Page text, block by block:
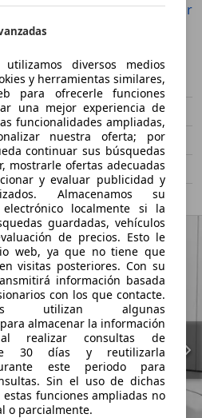
110kW Guardar Compartir
10/2023
Ocasión
Automático
- (l/100 km)
-/-
diversos medios
y herramientas similares,
para ofrecerle funciones
una mejor experiencia de
funcionalidades ampliadas,
nuestra oferta; por
continuar sus búsquedas
mostrarle ofertas adecuadas
y evaluar publicidad y
Almacenamos su
localmente si la
guardadas, vehículos
de precios. Esto le
web, ya que no tiene que
visitas posteriores. Con su
información basada
con los que contacte.
utilizan algunas
almacenar la información
realizar consultas de
30 días y reutilizarla
este periodo para
Sin el uso de dichas
funciones ampliadas no
o parcialmente.